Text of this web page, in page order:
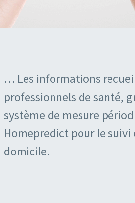
… Les informations
professionnels de santé,
système de mesure
Homepredict pour le suivi
domicile.